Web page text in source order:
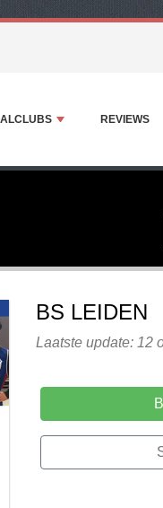
REVIEWS
BS LEIDEN
Laatste update: 12